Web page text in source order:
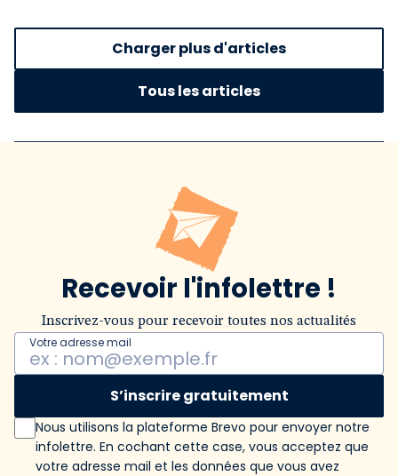
Charger plus d'articles
Tous les articles
Recevoir l'infolettre !
Inscrivez-vous pour recevoir toutes nos actualités
Votre adresse mail
S’inscrire gratuitement
Nous utilisons la plateforme Brevo pour envoyer notre
infolettre. En cochant cette case, vous acceptez que
votre adresse mail et les données que vous avez